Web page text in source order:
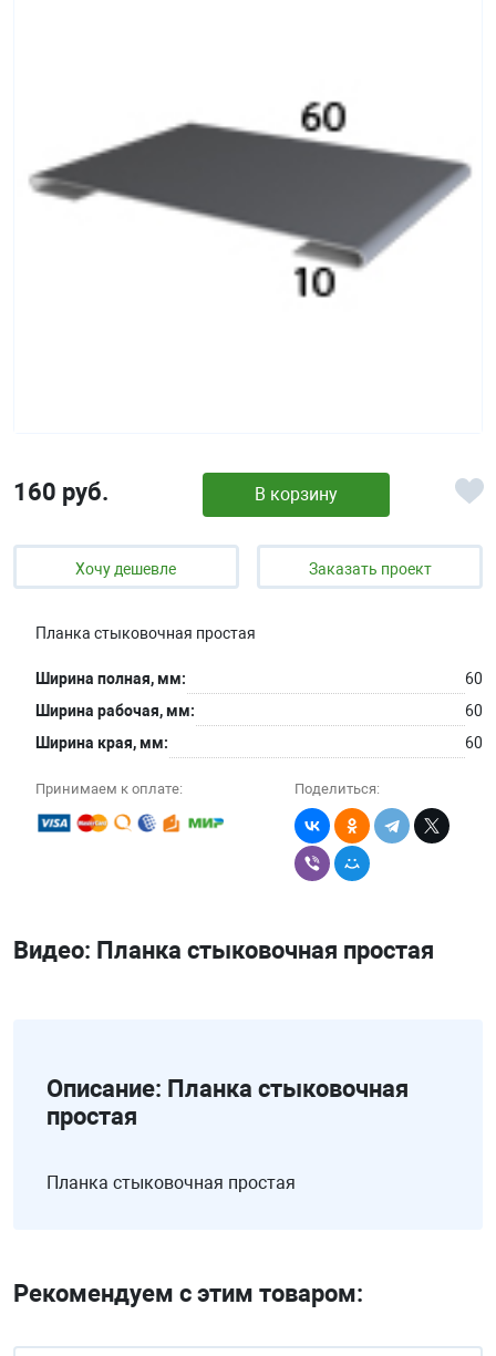
160 руб. В корзину
Хочу дешевле Заказать проект
Планка стыковочная простая
Ширина полная, мм:
60
Ширина рабочая, мм:
60
Ширина края, мм:
60
Принимаем к оплате: Поделиться:
Видео: Планка стыковочная простая
Описание: Планка стыковочная
простая
Планка стыковочная простая
Рекомендуем с этим товаром: